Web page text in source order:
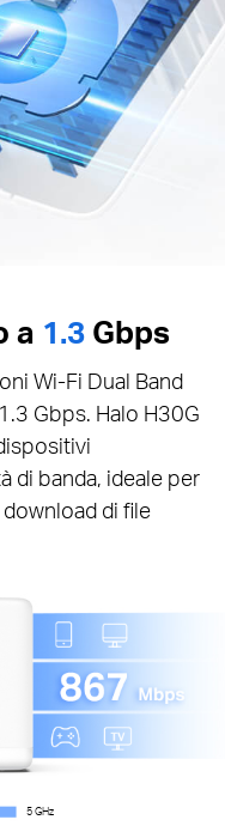
a 1.3 Gbps
Wi-Fi Dual Band
Gbps. Halo H30G
di banda, ideale per
di file
5 GHz